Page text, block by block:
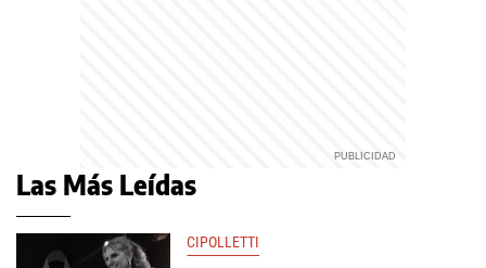
Las Más Leídas
CIPOLLETTI